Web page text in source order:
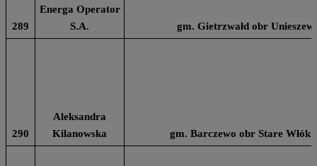
289
Energa Operator
S.A.
gm. Gietrzwałd obr
290
Aleksandra
Kilanowska
gm. Barczewo obr Stare Włóki